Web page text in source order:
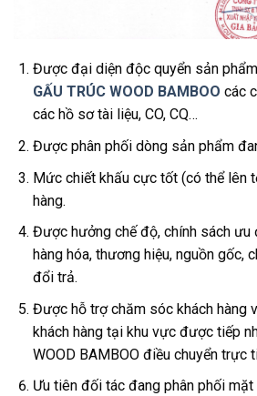
Được đại diện độc quyển sản
GẤU TRÚC WOOD BAMBOO các
các hồ sơ tài liệu, CO, CQ…
Được phân phối dòng sản phẩm
Mức chiết khấu cực tốt (có thể lên
hàng.
Được hưởng chế độ, chính sách
hàng hóa, thương hiệu, nguồn gốc,
đổi trả.
Được hỗ trợ chăm sóc khách hàng
khách hàng tại khu vực được tiếp
WOOD BAMBOO điều chuyển trực
Ưu tiên đối tác đang phân phối mặt